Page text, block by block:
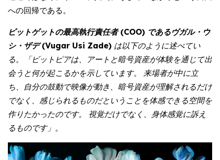
への回帰である。
ビットゲットの最高執行責任者 (COO) であるヴガル・ウ
シ・ザデ (Vugar Usi Zade) は以下のように述べてい
る。「ビットピアは、アートと暗号資産が体験を通じて出
会うと何が起こるかを示しています。 来場者が中に立
ち、自分の鼓動で映像が動き、暗号資産が理解されるだけ
でなく、感じられるものだということを体感できる空間を
作りたかったのです。 視覚だけでなく、身体感覚に訴え
るものです」。